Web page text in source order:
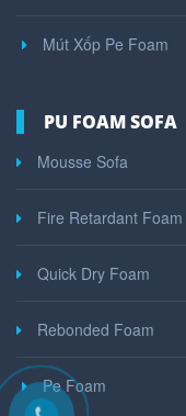
Mút Xốp Pe Foam
PU FOAM SOFA
Mousse Sofa
Fire Retardant Foam
Quick Dry Foam
Rebonded Foam
Pe Foam